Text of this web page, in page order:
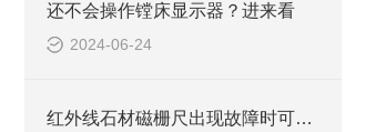
还不会操作镗床显示器？进来看
2024-06-24
红外线石材磁栅尺出现故障时可通过这些方法处理